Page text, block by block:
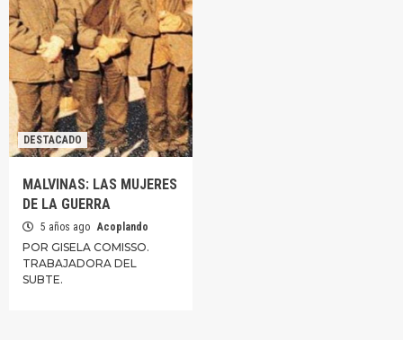
DESTACADO
MALVINAS: LAS MUJERES
DE LA GUERRA
5 años ago Acoplando
POR GISELA COMISSO.
TRABAJADORA DEL
SUBTE.